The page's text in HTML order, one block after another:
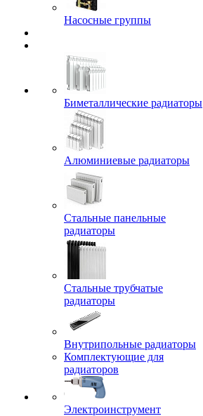
Насосные группы
Биметаллические радиаторы
Алюминиевые радиаторы
Стальные панельные
радиаторы
Стальные трубчатые
радиаторы
Внутрипольные радиаторы
Комплектующие для
радиаторов
Электроинструмент